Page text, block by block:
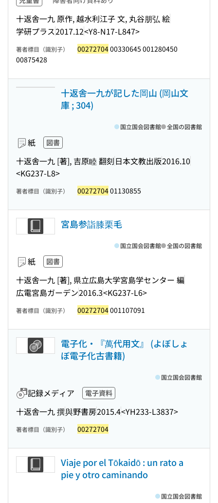
十返舎一九 原作, 越水利江子 文, 丸谷朋弘 絵
学研プラス2017.12<Y8-N17-L847>
著者標目（識別子） 0027270400330645 001280450
00875428
十返舎一九が記した岡山 (岡山文
庫 ; 304)
紙 図書
十返舎一九 [著], 吉原睦 翻刻日本文教出版2016.10
<KG237-L8>
国立国会図書館 全国の図書館
著者標目（識別子） 0027270401130855
宮島参詣膝栗毛
紙 図書
十返舎一九 [著], 県立広島大学宮島学センター 編
広電宮島ガーデン2016.3<KG237-L6>
国立国会図書館 全国の図書館
著者標目（識別子） 00272704001107091
電子化・『萬代用文』 (よぼしょ
ぼ電子化古書籍)
記録メディア 電子資料
十返舎一九 撰與野書房2015.4<YH233-L3837>
国立国会図書館
著者標目（識別子） 00272704
Viaje por el Tōkaidō : un rato a
pie y otro caminando
国立国会図書館